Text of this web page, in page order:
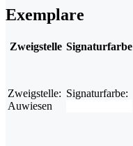
Exemplare
Zweigstelle Signaturfarbe
Zweigstelle:
Auwiesen
Signaturfarbe: